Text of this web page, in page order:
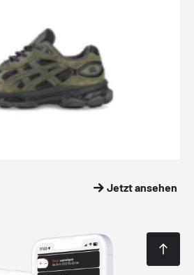
Jetzt ansehen